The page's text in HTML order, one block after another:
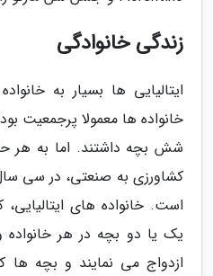
زندگی خانوادگی
ایتالیایی ها بسیار به
خانواده ها معمولا پرجمعیت
شش بچه داشتند. اما به هر
کشاورزی به صنعتی، در سی
است. خانواده های
یک یا دو بچه در هر خانواده
ازدواج می نمایند و بچه ها